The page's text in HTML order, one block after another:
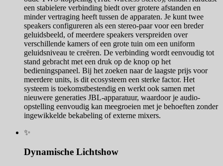
een stabielere verbinding biedt over grotere afstanden en
minder vertraging heeft tussen de apparaten. Je kunt twee
speakers configureren als een stereo-paar voor een breder
geluidsbeeld, of meerdere speakers verspreiden over
verschillende kamers of een grote tuin om een uniform
geluidsniveau te creëren. De verbinding wordt eenvoudig tot
stand gebracht met een druk op de knop op het
bedieningspaneel. Bij het zoeken naar de laagste prijs voor
meerdere units, is dit ecosysteem een sterke factor. Het
systeem is toekomstbestendig en werkt ook samen met
nieuwere generaties JBL-apparatuur, waardoor je audio-
opstelling eenvoudig kan meegroeien met je behoeften zonder
ingewikkelde bekabeling of externe mixers.
✨
Dynamische Lichtshow